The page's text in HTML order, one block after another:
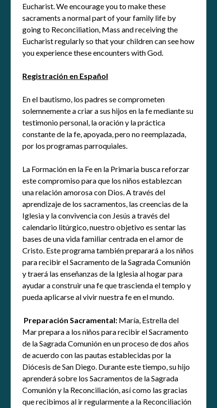
Eucharist. We encourage you to make these
sacraments a normal part of your family life by
going to Reconciliation, Mass and receiving the
Eucharist regularly so that your children can see how
you experience these encounters with God.
Registración en Español
En el bautismo, los padres se comprometen
solemnemente a criar a sus hijos en la fe mediante su
testimonio personal, la oración y la práctica
constante de la fe, apoyada, pero no reemplazada,
por los programas parroquiales.
La Formación en la Fe en la Primaria busca reforzar
este compromiso para que los niños establezcan
una relación amorosa con Dios. A través del
aprendizaje de los sacramentos, las creencias de la
Iglesia y la convivencia con Jesús a través del
calendario litúrgico, nuestro objetivo es sentar las
bases de una vida familiar centrada en el amor de
Cristo. Este programa también preparará a los niños
para recibir el Sacramento de la Sagrada Comunión
y traerá las enseñanzas de la Iglesia al hogar para
ayudar a construir una fe que trascienda el templo y
pueda aplicarse al vivir nuestra fe en el mundo.
Preparación Sacramental: María, Estrella del
Mar prepara a los niños para recibir el Sacramento
de la Sagrada Comunión en un proceso de dos años
de acuerdo con las pautas establecidas por la
Diócesis de San Diego. Durante este tiempo, su hijo
aprenderá sobre los Sacramentos de la Sagrada
Comunión y la Reconciliación, así como las gracias
que recibimos al ir regularmente a la Reconciliación